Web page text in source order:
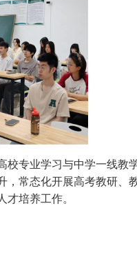
校专业学习与中学一线教
常态化开展高考教研、
培养工作。